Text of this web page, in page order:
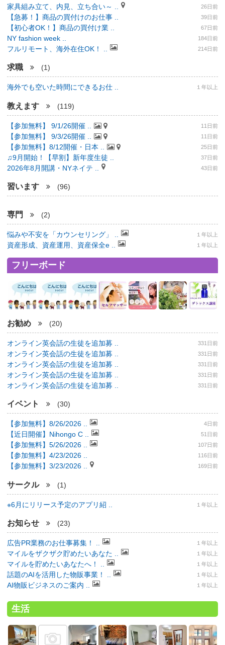
家具組み立て、内見、立ち合い～ .. 26日前
【急募！】商品の買付けのお仕事 .. 39日前
【初心者OK！】商品の買付け業 .. 67日前
NY fashion week .. 184日前
フルリモート、海外在住OK！ .. 214日前
求職 (1)
海外でも空いた時間にできるお仕 .. １年以上
教えます (119)
【参加無料】 9/1/26開催 .. 11日前
【参加無料】 9/3/26開催 .. 11日前
【参加無料】8/12開催・日本 .. 25日前
♫9月開始！【早割】新年度生徒 .. 37日前
2026年8月開講・NYネイテ .. 43日前
習います (96)
専門 (2)
悩みや不安を「カウンセリング」 .. １年以上
資産形成、資産運用、資産保全e .. １年以上
フリーボード
お勧め (20)
オンライン英会話の生徒を追加募 .. 331日前
オンライン英会話の生徒を追加募 .. 331日前
オンライン英会話の生徒を追加募 .. 331日前
オンライン英会話の生徒を追加募 .. 331日前
オンライン英会話の生徒を追加募 .. 331日前
イベント (30)
【参加無料】8/26/2026 .. 4日前
【近日開催】Nihongo C .. 51日前
【参加無料】5/26/2026 .. 107日前
【参加無料】4/23/2026 .. 116日前
【参加無料】3/23/2026 .. 169日前
サークル (1)
※6月にリリース予定のアプリ紹 .. １年以上
お知らせ (23)
広告PR業務のお仕事募集！ .. １年以上
マイルをザクザク貯めたいあなた .. １年以上
マイルを貯めたいあなたへ！ .. １年以上
話題のAIを活用した物販事業！ .. １年以上
AI物販ビジネスのご案内 .. １年以上
生活